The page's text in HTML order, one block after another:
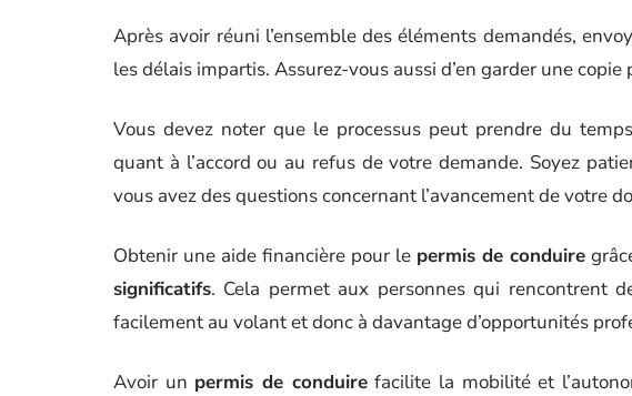
Après avoir réuni l’ensemble des éléments demandés,
les délais impartis. Assurez-vous aussi d’en garder une copie
Vous devez noter que le processus peut prendre du
quant à l’accord ou au refus de votre demande. Soyez
vous avez des questions concernant l’avancement de votre
Obtenir une aide financière pour le permis de conduire
significatifs. Cela permet aux personnes qui rencontrent
facilement au volant et donc à davantage d’opportunités
Avoir un permis de conduirefacilite la mobilité et